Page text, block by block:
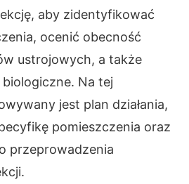
aby zidentyfikować
ocenić obecność
ustrojowych, a także
Na tej
jest plan działania,
pomieszczenia oraz
przeprowadzenia